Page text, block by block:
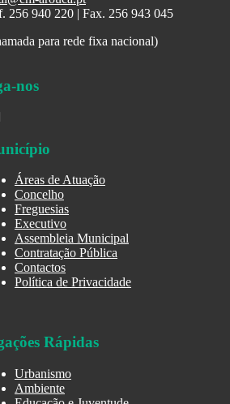
256 940 220 | Fax. 256 943 045
para rede fixa nacional)
nos
Áreas de Atuação
Concelho
Freguesias
Executivo
Assembleia Municipal
Contratação Pública
Contactos
Política de Privacidade
Rápidas
Urbanismo
Ambiente